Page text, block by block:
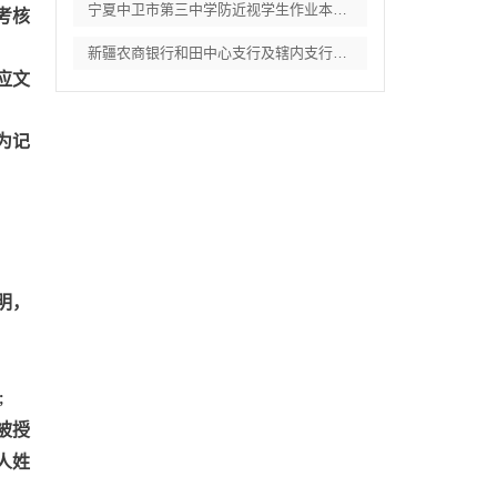
核
文
记
，
授
姓
宁夏中卫市第三中学防近视学生作业本采购项
新疆农商银行和田中心支行及辖内支行职工体